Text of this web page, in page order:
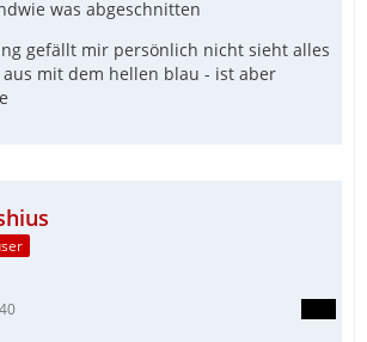
was abgeschnitten
gefällt mir persönlich nicht sieht alles
mit dem hellen blau - ist aber